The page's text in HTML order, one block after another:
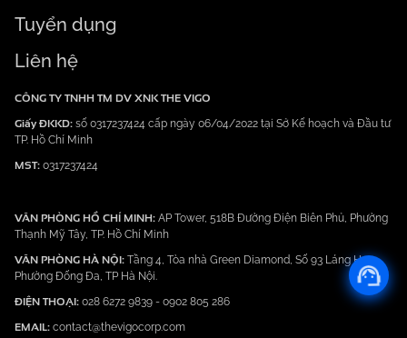
Tuyển dụng
Liên hệ
CÔNG TY TNHH TM DV XNK THE VIGO
Giấy ĐKKD: số 0317237424 cấp ngày 06/04/2022 tại Sở Kế hoạch và Đầu tư
TP. Hồ Chí Minh
MST: 0317237424
VĂN PHÒNG HỒ CHÍ MINH: AP Tower, 518B Đường Điện Biên Phủ, Phường
Thạnh Mỹ Tây, TP. Hồ Chí Minh
VĂN PHÒNG HÀ NỘI: Tầng 4, Tòa nhà Green Diamond, Số 93 Láng Hạ,
Phường Đống Đa, TP Hà Nội.
ĐIỆN THOẠI: 028 6272 9839 - 0902 805 286
EMAIL: contact@thevigocorp.com